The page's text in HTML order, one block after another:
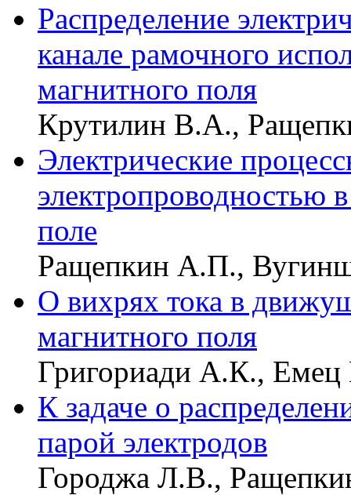
Распределение
канале рамочного
магнитного поля
Крутилин В.А.,
Электрические
электропроводностью
поле
Ращепкин А.П.,
О вихрях тока в
магнитного поля
Григориади A.К.,
К задаче о
парой электродов
Городжа Л.В.,